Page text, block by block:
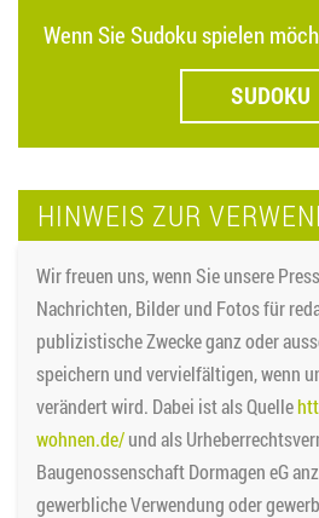
Wenn Sie Sudoku spielen
SUDOKU
HINWEIS ZUR
Wir freuen uns, wenn Sie unsere
Nachrichten, Bilder und Fotos für
publizistische Zwecke ganz oder
speichern und vervielfältigen, wenn
verändert wird. Dabei ist als Quelle
wohnen.de/und als
Baugenossenschaft Dormagen eG
gewerbliche Verwendung oder